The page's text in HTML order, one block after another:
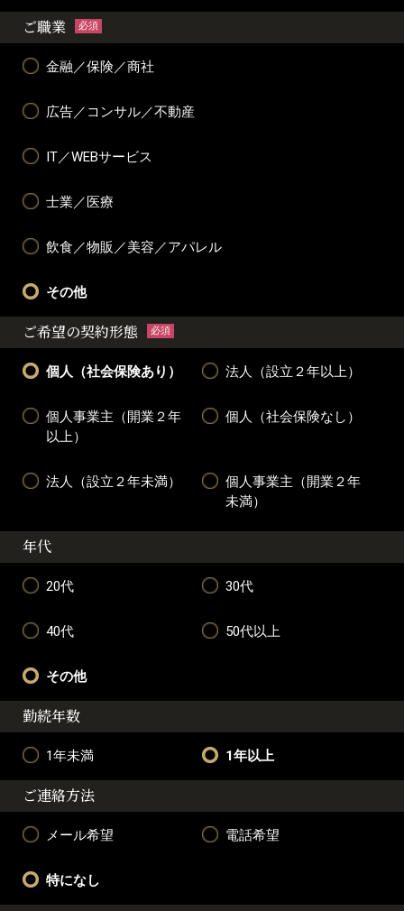
ご職業 必須
金融／保険／商社
広告／コンサル／不動産
IT／WEBサービス
士業／医療
飲食／物販／美容／アパレル
その他
ご希望の契約形態 必須
個人（社会保険あり） 法人（設立２年以上）
個人事業主（開業２年
以上）
個人（社会保険なし）
法人（設立２年未満）
個人事業主（開業２年
未満）
年代
20代 30代
40代 50代以上
その他
勤続年数
1年未満 1年以上
ご連絡方法
メール希望 電話希望
特になし